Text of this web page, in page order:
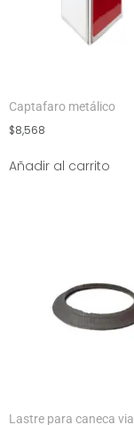
Captafaro metálico
$8,568
Añadir al carrito
Lastre para caneca vial